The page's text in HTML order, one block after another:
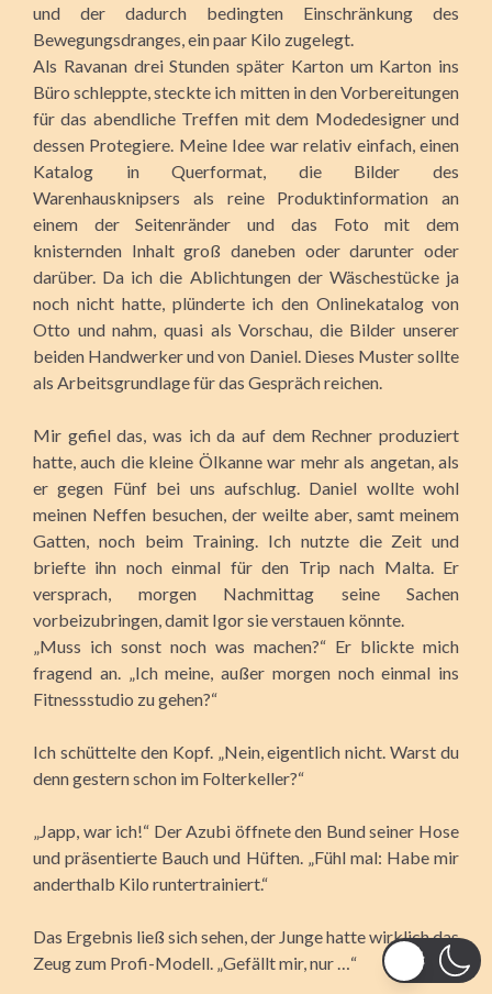
und der dadurch bedingten Einschränkung des
Bewegungsdranges, ein paar Kilo zugelegt.
Als Ravanan drei Stunden später Karton um Karton ins
Büro schleppte, steckte ich mitten in den Vorbereitungen
für das abendliche Treffen mit dem Modedesigner und
dessen Protegiere. Meine Idee war relativ einfach, einen
Katalog in Querformat, die Bilder des
Warenhausknipsers als reine Produktinformation an
einem der Seitenränder und das Foto mit dem
knisternden Inhalt groß daneben oder darunter oder
darüber. Da ich die Ablichtungen der Wäschestücke ja
noch nicht hatte, plünderte ich den Onlinekatalog von
Otto und nahm, quasi als Vorschau, die Bilder unserer
beiden Handwerker und von Daniel. Dieses Muster sollte
als Arbeitsgrundlage für das Gespräch reichen.
Mir gefiel das, was ich da auf dem Rechner produziert
hatte, auch die kleine Ölkanne war mehr als angetan, als
er gegen Fünf bei uns aufschlug. Daniel wollte wohl
meinen Neffen besuchen, der weilte aber, samt meinem
Gatten, noch beim Training. Ich nutzte die Zeit und
briefte ihn noch einmal für den Trip nach Malta. Er
versprach, morgen Nachmittag seine Sachen
vorbeizubringen, damit Igor sie verstauen könnte.
„Muss ich sonst noch was machen?“ Er blickte mich
fragend an. „Ich meine, außer morgen noch einmal ins
Fitnessstudio zu gehen?“
Ich schüttelte den Kopf. „Nein, eigentlich nicht. Warst du
denn gestern schon im Folterkeller?“
„Japp, war ich!“ Der Azubi öffnete den Bund seiner Hose
und präsentierte Bauch und Hüften. „Fühl mal: Habe mir
anderthalb Kilo runtertrainiert.“
Das Ergebnis ließ sich sehen, der Junge hatte wirklich das
Zeug zum Profi-Modell. „Gefällt mir, nur …“